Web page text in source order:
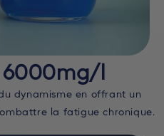
6000mg/l
dynamisme en offrant un
la fatigue chronique.